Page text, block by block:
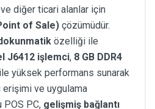
ve diğer ticari alanlar için
of Sale) çözümüdür.
özelliği ile
J6412 işlemci, 8 GB DDR4
ile yüksek performans sunarak
erişimi ve uygulama
POS PC, gelişmiş bağlantı